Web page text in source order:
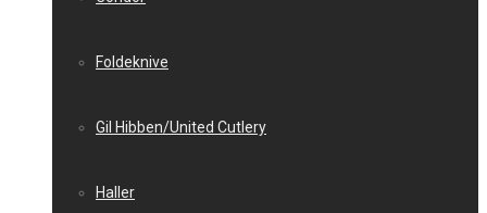
Foldeknive
Gil Hibben/United Cutlery
Haller